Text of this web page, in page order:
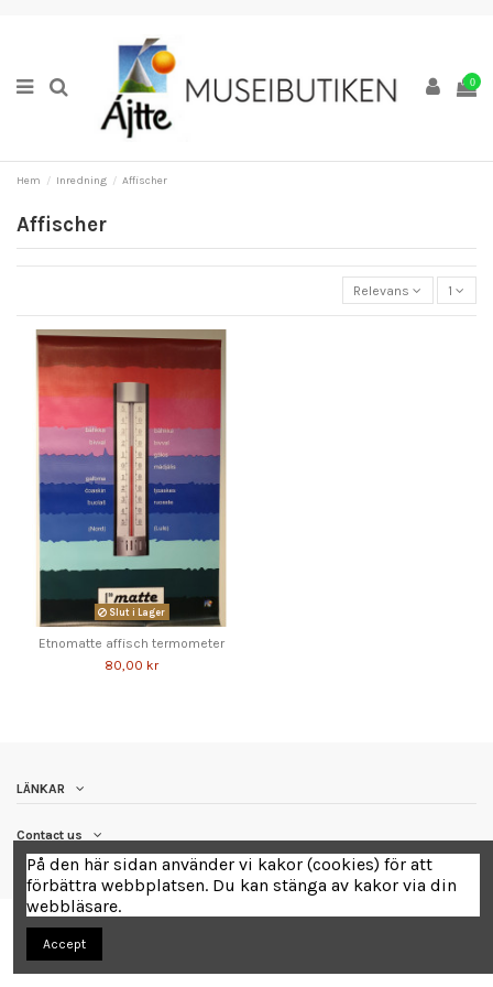
0
Hem Inredning Affischer
Affischer
Relevans 1
Slut i Lager
Etnomatte affisch termometer
80,00 kr
LÄNKAR
Contact us
På den här sidan använder vi kakor (cookies) för att
förbättra webbplatsen. Du kan stänga av kakor via din
webbläsare.
Accept